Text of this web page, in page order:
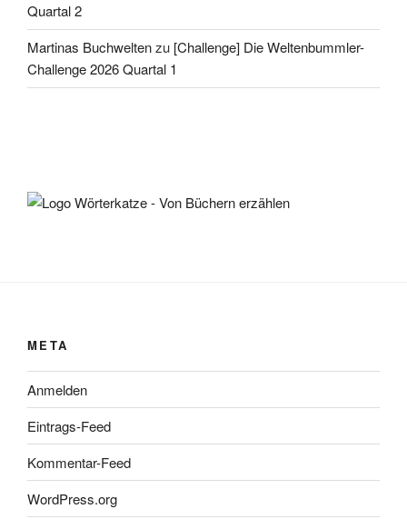
Quartal 2
Martinas Buchweltenzu [Challenge] Die Weltenbummler-
Challenge 2026 Quartal 1
META
Anmelden
Eintrags-Feed
Kommentar-Feed
WordPress.org